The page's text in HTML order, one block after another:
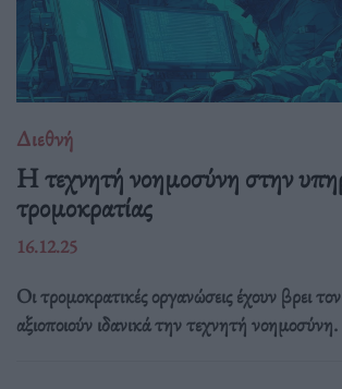
Διεθνή
Η τεχνητή νοημοσύνη στην
τρομοκρατίας
16.12.25
Οι τρομοκρατικές οργανώσεις έχουν βρει
αξιοποιούν ιδανικά την τεχνητή νοημοσύνη.